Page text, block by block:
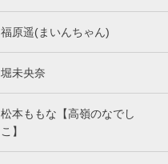
福原遥(まいんちゃん)
堀未央奈
松本ももな【高嶺のなでし
こ】